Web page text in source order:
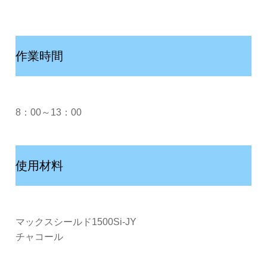
作業時間
8：00～13：00
使用材料
マックスシールド1500Si-JY
チャコール